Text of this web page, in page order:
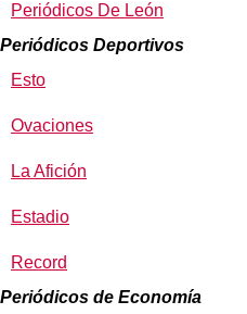
Periódicos De León
Periódicos Deportivos
Esto
Ovaciones
La Afición
Estadio
Record
Periódicos de Economía